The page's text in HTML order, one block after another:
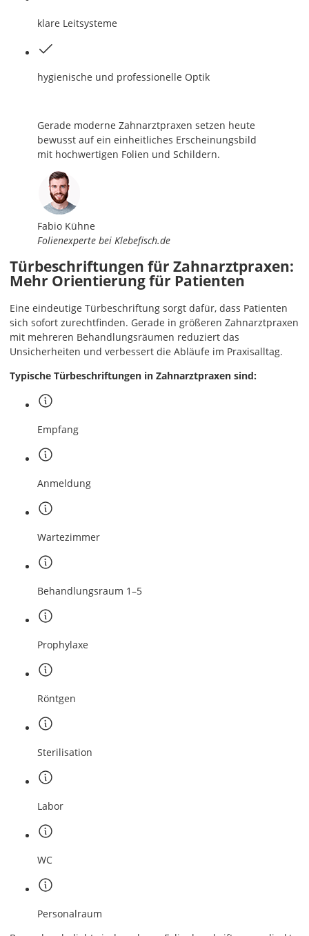
klare Leitsysteme
hygienische und professionelle Optik
Gerade moderne Zahnarztpraxen setzen heute
bewusst auf ein einheitliches Erscheinungsbild
mit hochwertigen Folien und Schildern.
Fabio Kühne
Folienexperte bei Klebefisch.de
Türbeschriftungen für Zahnarztpraxen:
Mehr Orientierung für Patienten
Eine eindeutige Türbeschriftung sorgt dafür, dass Patienten
sich sofort zurechtfinden. Gerade in größeren Zahnarztpraxen
mit mehreren Behandlungsräumen reduziert das
Unsicherheiten und verbessert die Abläufe im Praxisalltag.
Typische Türbeschriftungen in Zahnarztpraxen sind:
Empfang
Anmeldung
Wartezimmer
Behandlungsraum 1–5
Prophylaxe
Röntgen
Sterilisation
Labor
WC
Personalraum